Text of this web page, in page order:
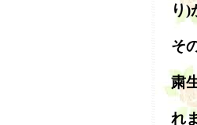
り)
そ
粛
れ